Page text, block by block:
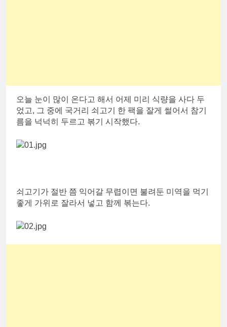
오늘 눈이 많이 온다고 해서 어제 미리 식량을 사다 두
었고, 그 중에 국거리 쇠고기 한 팩을 잘게 썰어서 참기
름을 넉넉히 두르고 볶기 시작했다.
쇠고기가 절반 쯤 익어갈 무렵이면 불려둔 미역을 먹기
좋게 가위로 잘라서 넣고 함께 볶는다.